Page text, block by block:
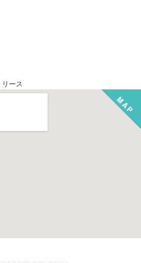
ース